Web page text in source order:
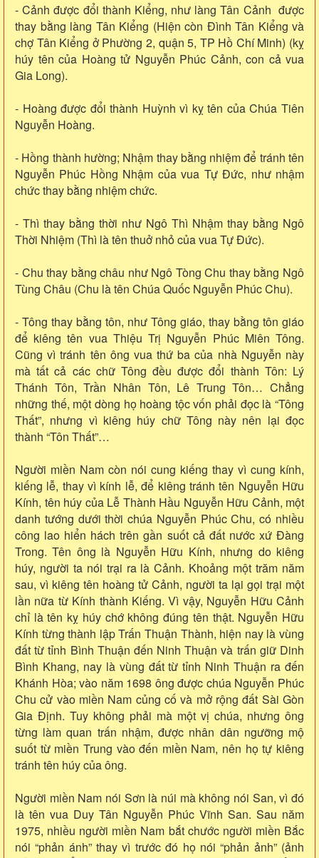
- Cảnh được đổi thành Kiểng, như làng Tân Cảnh được
thay bằng làng Tân Kiểng (Hiện còn Đình Tân Kiểng và
chợ Tân Kiểng ở Phường 2, quận 5, TP Hồ Chí Minh) (kỵ
húy tên của Hoàng tử Nguyễn Phúc Cảnh, con cả vua
Gia Long).
- Hoàng được đổi thành Huỳnh vì kỵ tên của Chúa Tiên
Nguyễn Hoàng.
- Hồng thành hường; Nhậm thay bằng nhiệm để tránh tên
Nguyễn Phúc Hồng Nhậm của vua Tự Đức, như nhậm
chức thay bằng nhiệm chức.
- Thì thay bằng thời như Ngô Thì Nhậm thay bằng Ngô
Thời Nhiệm (Thì là tên thuở nhỏ của vua Tự Đức).
- Chu thay bằng châu như Ngô Tòng Chu thay bằng Ngô
Tùng Châu (Chu là tên Chúa Quốc Nguyễn Phúc Chu).
- Tông thay bằng tôn, như Tông giáo, thay bằng tôn giáo
để kiêng tên vua Thiệu Trị Nguyễn Phúc Miên Tông.
Cũng vì tránh tên ông vua thứ ba của nhà Nguyễn này
mà tất cả các chữ Tông đều được đổi thành Tôn: Lý
Thánh Tôn, Trần Nhân Tôn, Lê Trung Tôn… Chẳng
những thế, một dòng họ hoàng tộc vốn phải đọc là “Tông
Thất”, nhưng vì kiêng húy chữ Tông này nên lại đọc
thành “Tôn Thất”…
Người miền Nam còn nói cung kiếng thay vì cung kính,
kiếng lễ, thay vì kính lễ, để kiêng tránh tên Nguyễn Hữu
Kính, tên húy của Lễ Thành Hầu Nguyễn Hữu Cảnh, một
danh tướng dưới thời chúa Nguyễn Phúc Chu, có nhiều
công lao hiển hách trên gần suốt cả đất nước xứ Đàng
Trong. Tên ông là Nguyễn Hữu Kính, nhưng do kiêng
húy, người ta nói trại ra là Cảnh. Khoảng một trăm năm
sau, vì kiêng tên hoàng tử Cảnh, người ta lại gọi trại một
lần nữa từ Kính thành Kiếng. Vì vậy, Nguyễn Hữu Cảnh
chỉ là tên kỵ húy chớ không đúng tên thật. Nguyễn Hữu
Kính từng thành lập Trấn Thuận Thành, hiện nay là vùng
đất từ tỉnh Bình Thuận đến Ninh Thuận và trấn giữ Dinh
Bình Khang, nay là vùng đất từ tỉnh Ninh Thuận ra đến
Khánh Hòa; vào năm 1698 ông được chúa Nguyễn Phúc
Chu cử vào miền Nam củng cố và mở rộng đất Sài Gòn
Gia Định. Tuy không phải mà một vị chúa, nhưng ông
từng làm quan trấn nhậm, được nhân dân ngưỡng mộ
suốt từ miền Trung vào đến miền Nam, nên họ tự kiêng
tránh tên húy của ông.
Người miền Nam nói Sơn là núi mà không nói San, vì đó
là tên vua Duy Tân Nguyễn Phúc Vĩnh San. Sau năm
1975, nhiều người miền Nam bắt chước người miền Bắc
nói “phản ánh” thay vì trước đó họ nói “phản ảnh” (ảnh